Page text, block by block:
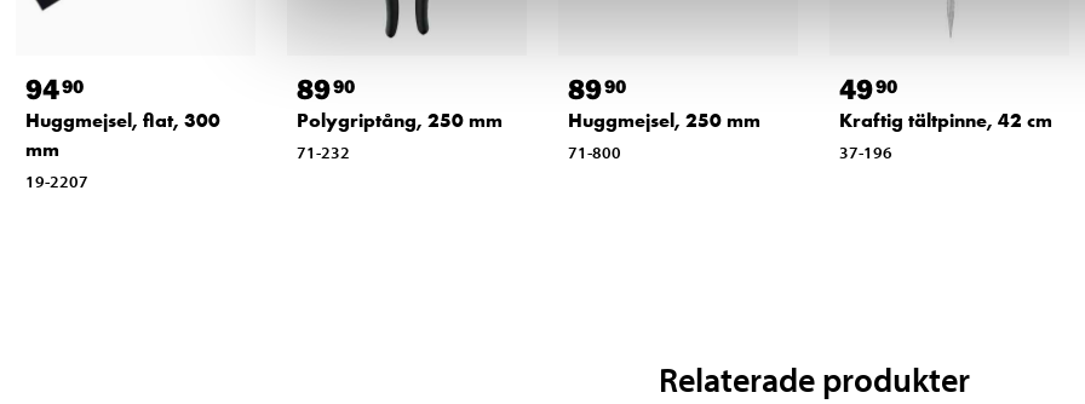
9490
Huggmejsel, flat, 300
mm
19-2207
8990
Polygriptång, 250 mm
71-232
8990
Huggmejsel, 250 mm
71-800
4990
Kraftig tältpinne, 42 cm
37-196
Relaterade produkter